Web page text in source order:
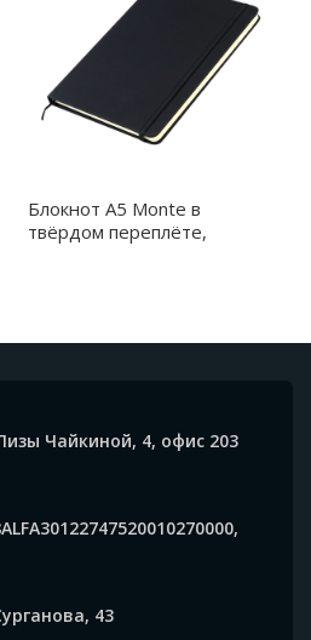
Блокнот A5 Monte в
твёрдом переплёте,
Чайкиной, 4, офис 203
43